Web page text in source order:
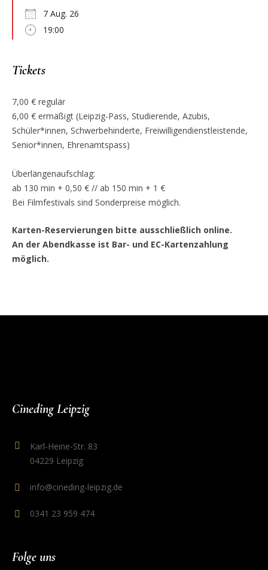
7 Aug. 26
19:00
Tickets
7,00 € regulär
6,00 € ermäßigt (Leipzig-Pass, Studierende, Azubis,
Schüler*innen, Schwerbehinderte, Freiwilligendienstleistende,
Senior*innen, Ehrenamtspass)
Überlängenaufschlag:
ab 130 min + 0,50 € // ab 150 min + 1 €
Bei Filmfestivals sind Sonderpreise möglich.
Karten-Reservierungen bitte ausschließlich online.
An der Abendkasse ist Bar- und EC-Kartenzahlung
möglich.
Cineding Leipzig
Karl-Heine-Str. 83
04229 Leipzig
info@cineding-leipzig.de
0341 23 959 474
Folge uns